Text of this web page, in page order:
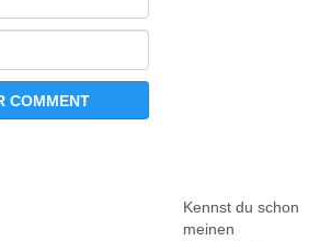
Kennst du schon
meinen